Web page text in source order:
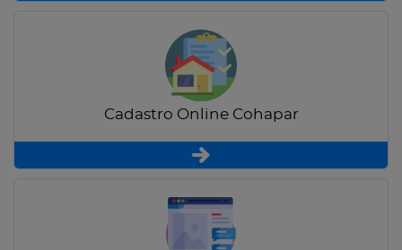
Cadastro Online Cohapar